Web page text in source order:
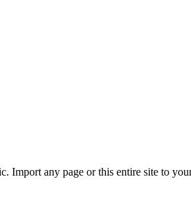
Import any page or this entire site to